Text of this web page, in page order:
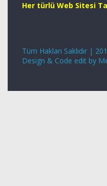
Her türlü Web Sitesi
Tüm Hakları Saklıdır |
Design & Code edit by